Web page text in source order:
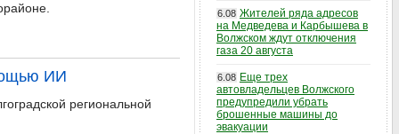
ИИ
региональной
6.08 Жителей ряда адресов
на Медведева и Карбышева в
Волжском ждут отключения
газа 20 августа
6.08 Еще трех
автовладельцев Волжского
предупредили убрать
брошенные машины до
эвакуации